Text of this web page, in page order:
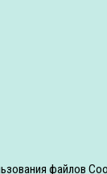
файлов